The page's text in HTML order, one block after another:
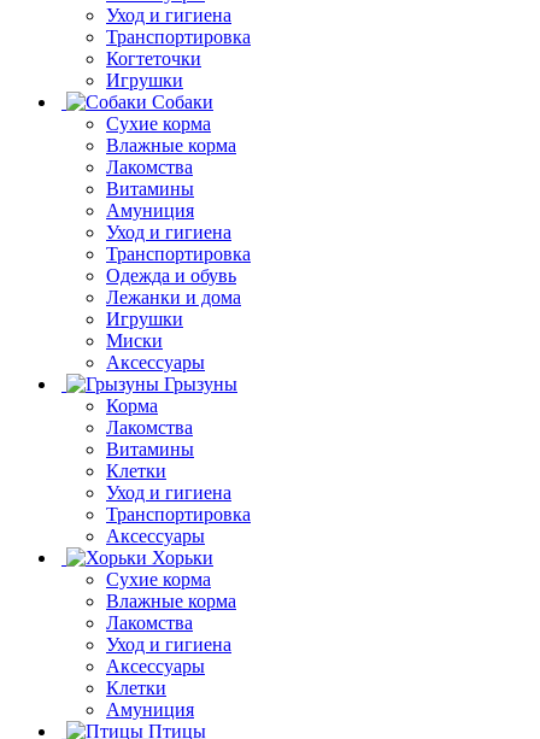
Уход и гигиена
Транспортировка
Когтеточки
Игрушки
Собаки
Сухие корма
Влажные корма
Лакомства
Витамины
Амуниция
Уход и гигиена
Транспортировка
Одежда и обувь
Лежанки и дома
Игрушки
Миски
Аксессуары
Грызуны
Корма
Лакомства
Витамины
Клетки
Уход и гигиена
Транспортировка
Аксессуары
Хорьки
Сухие корма
Влажные корма
Лакомства
Уход и гигиена
Аксессуары
Клетки
Амуниция
Птицы